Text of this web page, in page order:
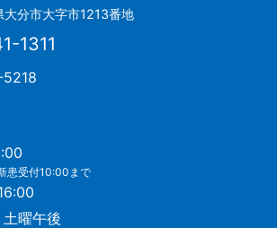
分市大字市1213番地
1311
患受付10:00まで
曜午後